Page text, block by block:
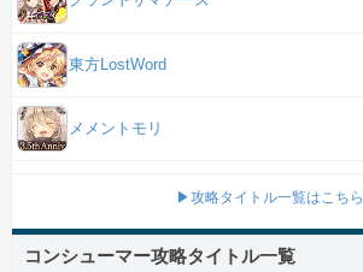
東方LostWord
メメントモリ
▶攻略タイトル一覧はこちら
コンシューマー攻略タイトル一覧